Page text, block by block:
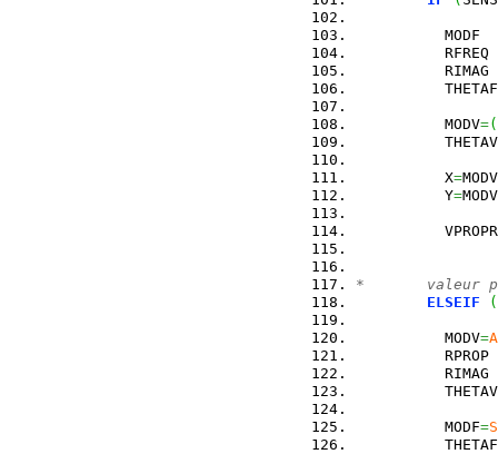
          MODF
          RFREQ
          RIMAG
          THETAF
          MODV
=(
          THETAV
          X
=MODV
          Y
=MODV
          VPROPR
*       valeur
ELSEIF
(
          MODV
=
          RPROP
          RIMAG
          THETAV
          MODF
=
          THETAF